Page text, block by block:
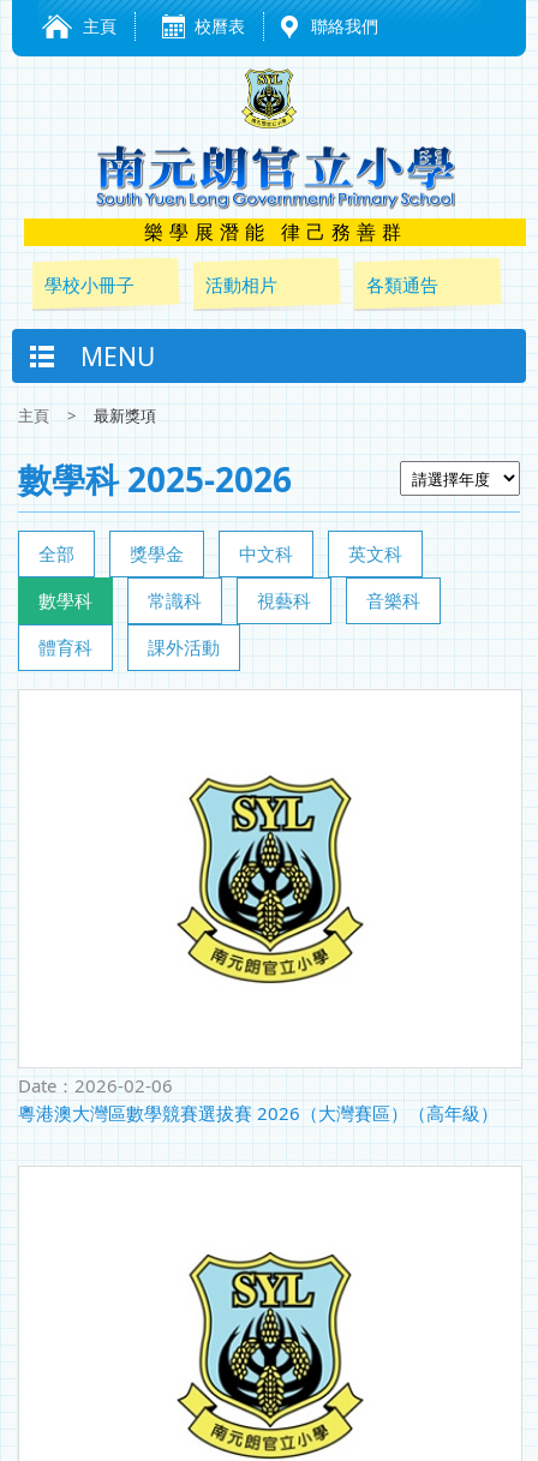
主頁 校曆表 聯絡我們
樂學展潛能 律己務善群
學校小冊子 活動相片 各類通告
MENU
主頁 > 最新獎項
數學科 2025-2026
全部 獎學金 中文科
英文科
數學科
常識科 視藝科
音樂科
體育科
課外活動
Date： 2026-02-06
粵港澳大灣區數學競賽選拔賽 2026（大灣賽區）（高年級）